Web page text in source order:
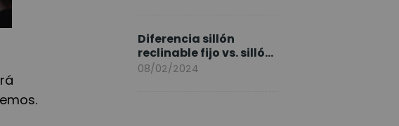
Diferencia sillón
reclinable fijo vs. sillón
elevable
08/02/2024